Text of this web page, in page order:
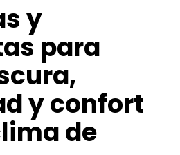
y
para
y confort
de